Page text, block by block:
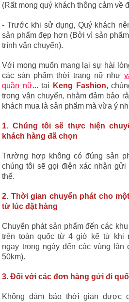
(Rất mong quý khách thông cảm về
- Trước khi sử dụng, Quý khách
sản phẩm đẹp hơn (Bởi vì sản
trình vận chuyển).
Với mong muốn mang lại sự hài
các sản phẩm thời trang nữ như
quần nữ... tại Keng Fashion,
trong vận chuyển, nhằm đảm bảo
khách mua là sản phẩm mà vừa ý
1. Chúng tôi sẽ thực hiện
khách hàng đã chọn
Trường hợp không có đúng sản
chúng tôi sẽ gọi điện xác nhận
thế.
2. Thời gian chuyển phát cho
từ lúc đặt hàng
Chuyển phát sản phẩm đến các
trên toàn quốc từ 4 giờ kể từ khi
ngay trong ngày đến các vùng lân
50km).
3. Đối với các đơn hàng gửi đi
Không đảm bảo thời gian được